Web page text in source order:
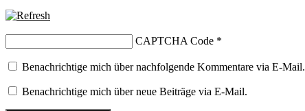
Kommentieren
ein
zum
Kommentieren
ein
ein
(optional)
CAPTCHA Code *
Benachrichtige mich über nachfolgende Kommentare via E-Mail.
Benachrichtige mich über neue Beiträge via E-Mail.